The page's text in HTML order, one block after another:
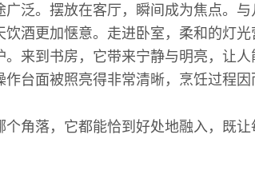
广泛。摆放在客厅，瞬间成为焦点。
饮酒更加惬意。走进卧室，柔和的灯
。来到书房，它带来宁静与明亮，让
作台面被照亮得非常清晰，烹饪过程因
个角落，它都能恰到好处地融入，既